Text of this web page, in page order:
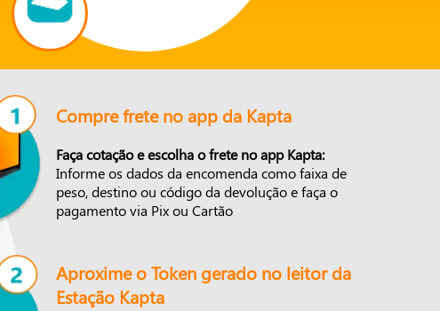
Compre frete no app da Kapta
Faça cotação e escolha o frete no app Kapta:
Informe os dados da encomenda como faixa de
peso, destino ou código da devolução e faça o
pagamento via Pix ou Cartão
Aproxime o Token gerado no leitor da
Estação Kapta